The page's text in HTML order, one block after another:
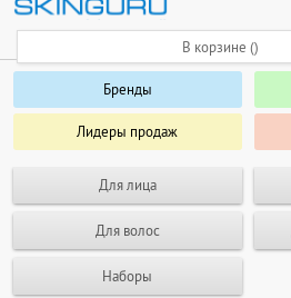
Бренды
Лидеры продаж
Для лица
Для волос
Наборы
В корзине ()